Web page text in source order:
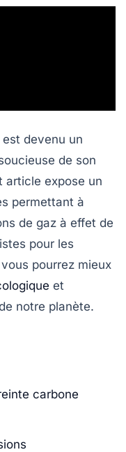
devenu un
de son
article expose un
permettant à
de gaz à effet de
pour les
pourrez mieux
et
notre planète.
carbone